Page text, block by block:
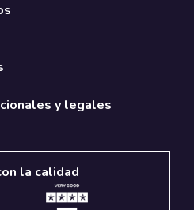
y legales
la calidad